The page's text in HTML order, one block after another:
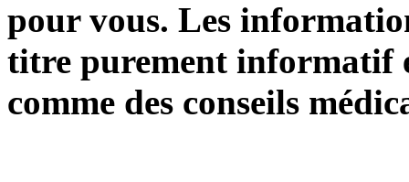
pour vous. Les
titre purement informatif
comme des conseils